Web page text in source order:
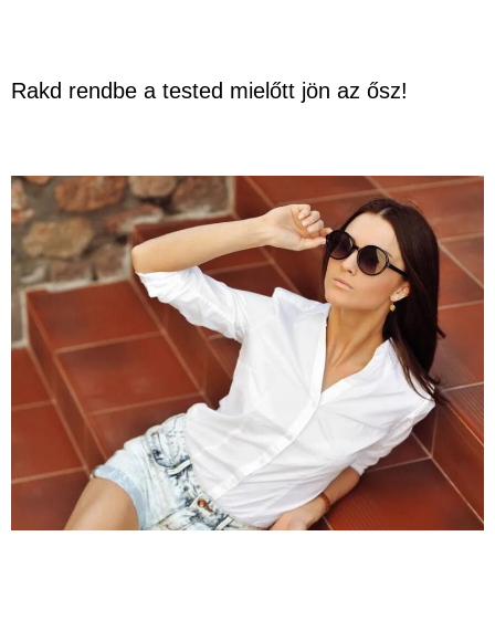
Rakd rendbe a tested mielőtt jön az ősz!